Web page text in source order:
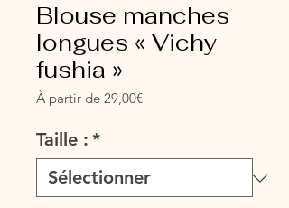
Blouse manches
longues « Vichy
fushia »
À partir de 29,00€Prix
Taille : *